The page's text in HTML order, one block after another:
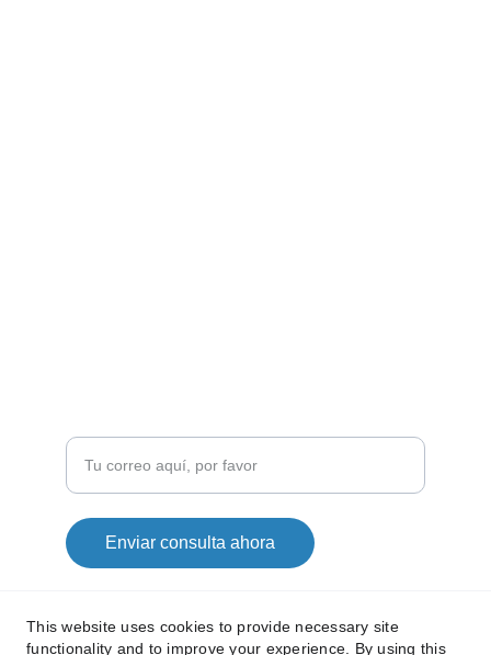
Enviar consulta ahora
© 2024. All rights reserved.  | Aviso de
This website uses cookies to provide necessary site
functionality and to improve your experience. By using this